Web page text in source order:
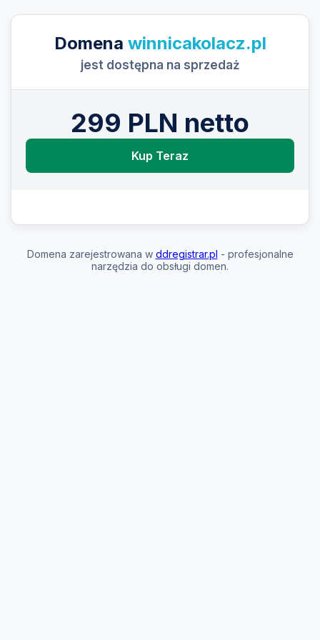
Domena winnicakolacz.pl
jest dostępna na sprzedaż
299 PLN netto
Kup Teraz
Domena zarejestrowana w ddregistrar.pl - profesjonalne
narzędzia do obsługi domen.